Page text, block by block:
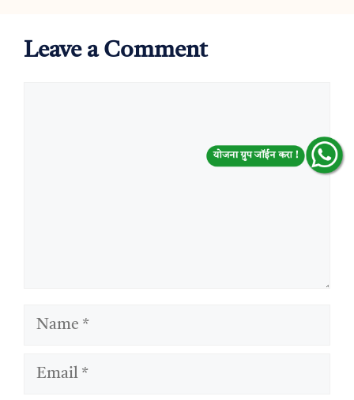
Leave a Comment
Name
Email
योजना ग्रुप जॉईन करा !